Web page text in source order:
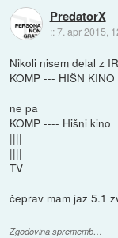
PredatorX
::7. apr 2015,
Nikoli nisem delal z
KOMP --- HIŠN
ne pa
KOMP ---- Hišni kino
||||
||||
TV
čeprav mam jaz 5.1
Zgodovina sprememb…